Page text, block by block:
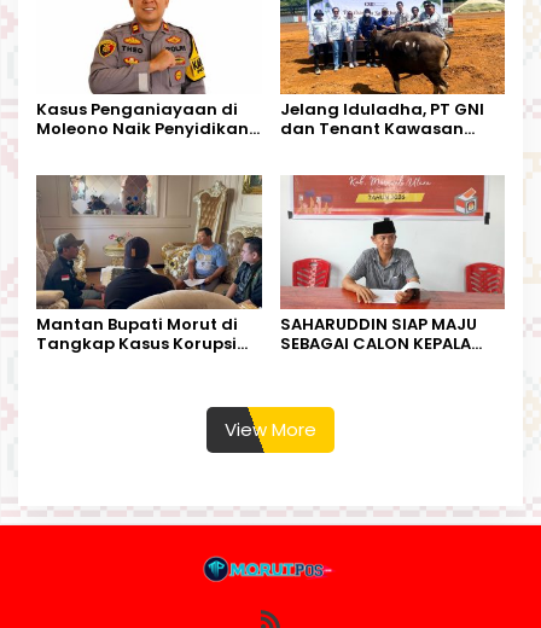
Kasus Penganiayaan di
Moleono Naik Penyidikan,
Jelang Iduladha, PT GNI
dan Tenant Kawasan
Mantan Bupati Morut di
Tangkap Kasus Korupsi
SAHARUDDIN SIAP MAJU
SEBAGAI CALON KEPALA
View More